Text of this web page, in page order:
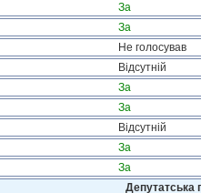
За
За
Не голосував
Відсутній
За
За
Відсутній
За
За
Депутатська